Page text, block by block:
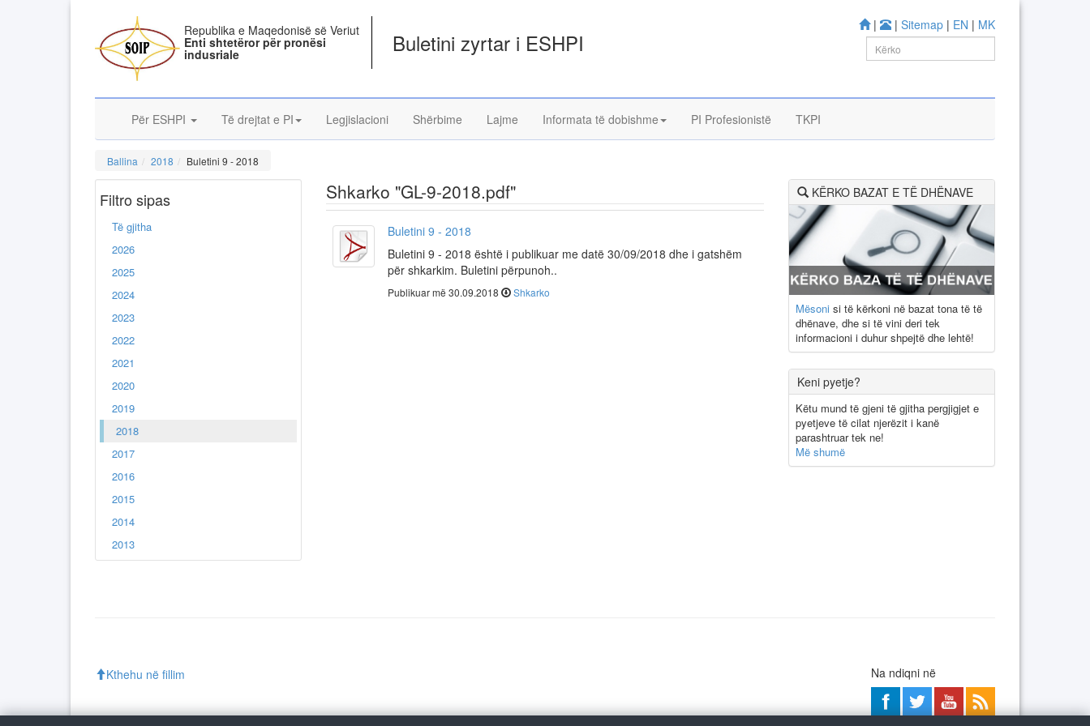
| | Sitemap | EN | MK
Republika e Maqedonisë së Veriut
Enti shtetëror për pronësi
indusriale Buletini zyrtar i ESHPI
Për ESHPI Të drejtat e PI Legjislacioni Shërbime Lajme Informata të dobishme PI Profesionistë TKPI
Ballina 2018 Buletini 9 - 2018
Filtro sipas
Të gjitha
2026
2025
2024
2023
2022
2021
2020
2019
2018
2017
2016
2015
2014
2013
Shkarko "GL-9-2018.pdf"
Buletini 9 - 2018
Buletini 9 - 2018 është i publikuar me datë 30/09/2018 dhe i gatshëm
për shkarkim. Buletini përpunoh..
Publikuar më 30.09.2018 Shkarko
KËRKO BAZAT E TË DHËNAVE
Mësoni si të kërkoni në bazat tona të të
dhënave, dhe si të vini deri tek
informacioni i duhur shpejtë dhe lehtë!
Keni pyetje?
Këtu mund të gjeni të gjitha pergjigjet e
pyetjeve të cilat njerëzit i kanë
parashtruar tek ne!
Më shumë
Kthehu në fillim Na ndiqni në